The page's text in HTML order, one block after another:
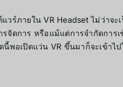
ร์ภายใน VR Headset ไม่ว่าจ
จัดการ หรือแม้แต่การจำกัดกา
พอเปิดแว่น VR ขึ้นมาก็จะเข้า